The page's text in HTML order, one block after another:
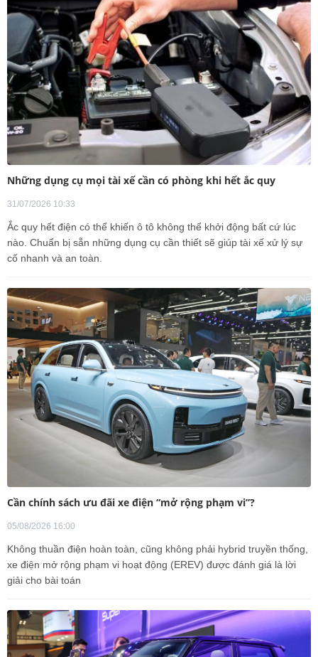
Những dụng cụ mọi tài xế cần có phòng khi hết ắc quy
31/07/2026 10:33
Ắc quy hết điện có thể khiến ô tô không thể khởi động bất cứ lúc
nào. Chuẩn bị sẵn những dụng cụ cần thiết sẽ giúp tài xế xử lý sự
cố nhanh và an toàn.
Cần chính sách ưu đãi xe điện “mở rộng phạm vi”?
05/08/2026 16:00
Không thuần điện hoàn toàn, cũng không phải hybrid truyền thống,
xe điện mở rộng phạm vi hoạt động (EREV) được đánh giá là lời
giải cho bài toán